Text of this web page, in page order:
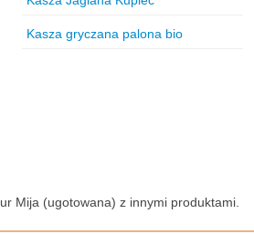
Kasza gryczana palona bio
Mija (ugotowana) z innymi produktami.